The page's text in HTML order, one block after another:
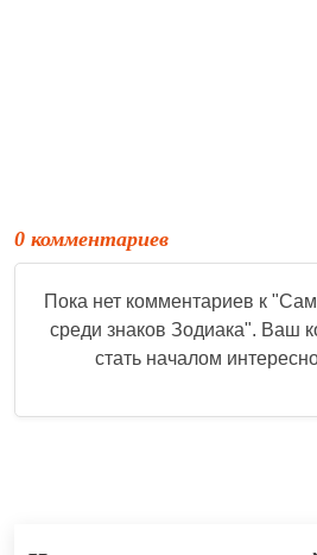
0 комментариев
Пока нет комментариев к "
среди знаков Зодиака". Ваш
стать началом